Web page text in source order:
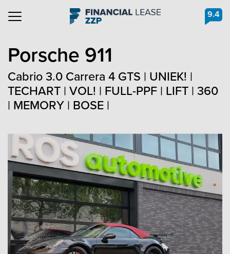
Navigation 9.4
Porsche 911
Cabrio 3.0 Carrera 4 GTS | UNIEK! |
TECHART | VOL! | FULL-PPF | LIFT | 360
| MEMORY | BOSE |